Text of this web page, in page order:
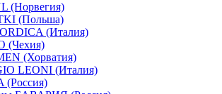
(Норвегия)
(Польша)
(Италия)
(Чехия)
(Хорватия)
LEONI (Италия)
(Россия)